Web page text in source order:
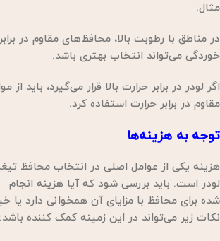
مثال:
در مناطق با رطوبت بالا، محافظ‌های مقاوم در
خوردگی می‌تواند انتخاب بهتری باشد.
اگر لودر در برابر حرارت بالا قرار می‌گیرد، باید از
مقاوم در برابر حرارت استفاده کرد.
توجه به هزینه‌ها
هزینه یکی از عوامل اصلی در انتخاب محافظ
لودر است. باید بررسی شود که آیا هزینه انجام
شده برای محافظ با مزایای آن همخوانی دارد یا
نکات زیر می‌تواند در این زمینه کمک کننده باشد: